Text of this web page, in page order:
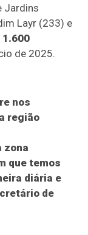
Jardins
Layr (233) e
1.600
de 2025.
nos
região
zona
que temos
diária e
de